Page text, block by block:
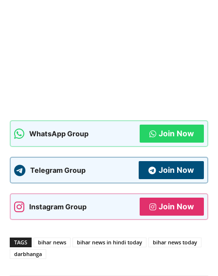
WhatsApp Group Join Now
Telegram Group Join Now
Instagram Group Join Now
TAGS bihar news bihar news in hindi today
bihar news today
darbhanga